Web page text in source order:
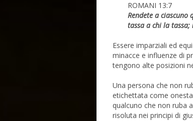
ROMANI 13:7
Rendete a
tassa a chi la
Essere imparziali ed
minacce e influenze di
tengono alte posizioni
Una persona che non
etichettata come
qualcuno che non ruba
risoluta nei principi di